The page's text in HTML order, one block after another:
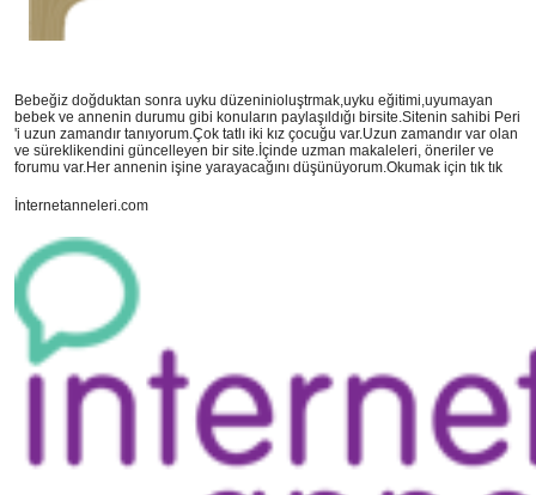
Bebeğiz doğduktan sonra uyku düzeninioluştrmak,uyku eğitimi,uyumayan
bebek ve annenin durumu gibi konuların paylaşıldığı birsite.Sitenin sahibi Peri
'i uzun zamandır tanıyorum.Çok tatlı iki kız çocuğu var.Uzun zamandır var olan
ve süreklikendini güncelleyen bir site.İçinde uzman makaleleri, öneriler ve
forumu var.Her annenin işine yarayacağını düşünüyorum.Okumak için tık tık
İnternetanneleri.com